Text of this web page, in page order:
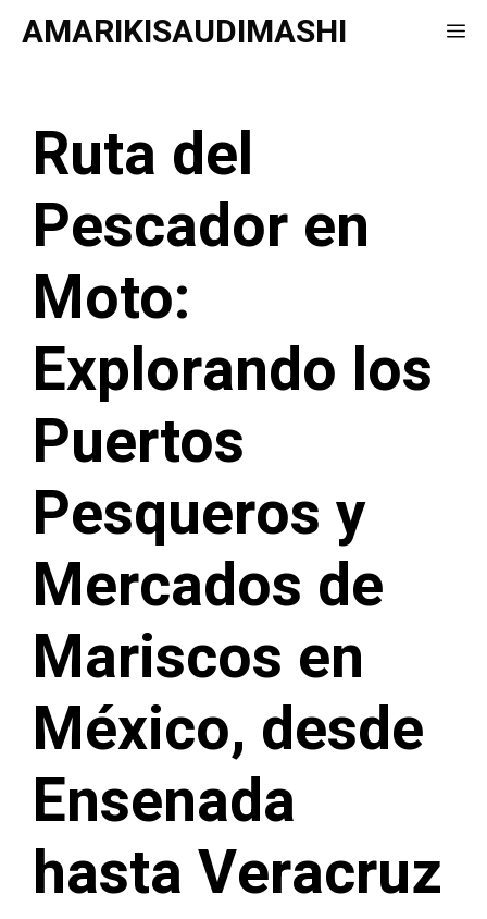
Saltar
AMARIKISAUDIMASHI
Ruta del
Pescador en
Moto:
Explorando los
Puertos
Pesqueros y
Mercados de
Mariscos en
México, desde
Ensenada
hasta Veracruz